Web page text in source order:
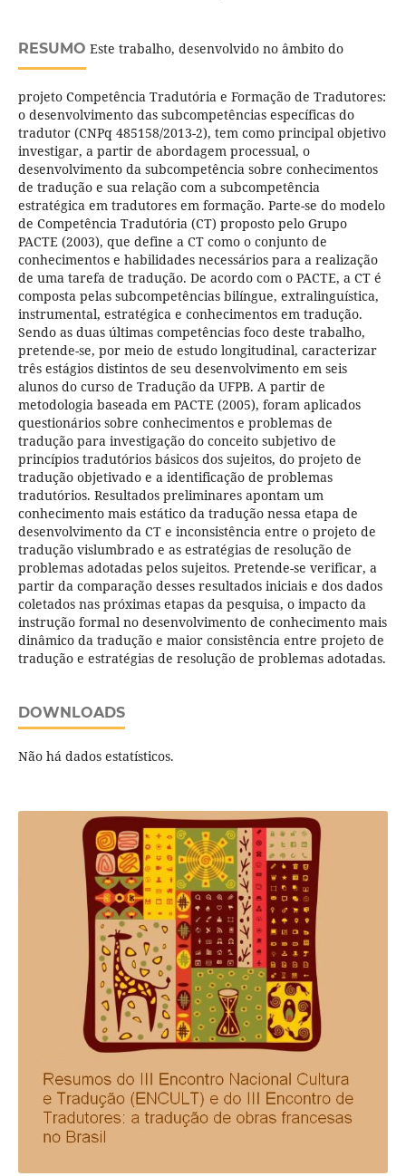
RESUMO Este trabalho, desenvolvido no âmbito do
projeto Competência Tradutória e Formação de Tradutores:
o desenvolvimento das subcompetências específicas do
tradutor (CNPq 485158/2013-2), tem como principal objetivo
investigar, a partir de abordagem processual, o
desenvolvimento da subcompetência sobre conhecimentos
de tradução e sua relação com a subcompetência
estratégica em tradutores em formação. Parte-se do modelo
de Competência Tradutória (CT) proposto pelo Grupo
PACTE (2003), que define a CT como o conjunto de
conhecimentos e habilidades necessários para a realização
de uma tarefa de tradução. De acordo com o PACTE, a CT é
composta pelas subcompetências bilíngue, extralinguística,
instrumental, estratégica e conhecimentos em tradução.
Sendo as duas últimas competências foco deste trabalho,
pretende-se, por meio de estudo longitudinal, caracterizar
três estágios distintos de seu desenvolvimento em seis
alunos do curso de Tradução da UFPB. A partir de
metodologia baseada em PACTE (2005), foram aplicados
questionários sobre conhecimentos e problemas de
tradução para investigação do conceito subjetivo de
princípios tradutórios básicos dos sujeitos, do projeto de
tradução objetivado e a identificação de problemas
tradutórios. Resultados preliminares apontam um
conhecimento mais estático da tradução nessa etapa de
desenvolvimento da CT e inconsistência entre o projeto de
tradução vislumbrado e as estratégias de resolução de
problemas adotadas pelos sujeitos. Pretende-se verificar, a
partir da comparação desses resultados iniciais e dos dados
coletados nas próximas etapas da pesquisa, o impacto da
instrução formal no desenvolvimento de conhecimento mais
dinâmico da tradução e maior consistência entre projeto de
tradução e estratégias de resolução de problemas adotadas.
DOWNLOADS
Não há dados estatísticos.